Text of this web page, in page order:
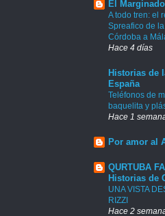
El
A todo tren: el
Spreafico de
Córdoba a
Hace 4 días
Historias de
España
Teléfonos de
baquelita y
Hace 1
Por amor al
QURTUBA
Historias de
UNA VISTA
RIZZI
Hace 2